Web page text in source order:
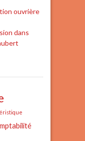
ouvrière
dans